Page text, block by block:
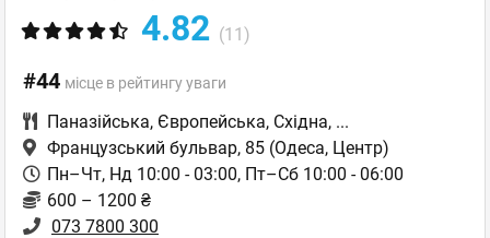
4.82 (11)
#44 місце в рейтингу уваги
Паназійська, Європейська, Східна, ...
Французський бульвар, 85 (Одеса, Центр)
Пн–Чт, Нд 10:00 - 03:00, Пт–Сб 10:00 - 06:00
600 – 1200 ₴
073 7800 300